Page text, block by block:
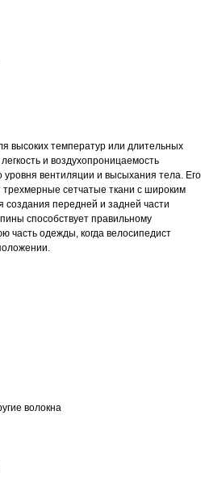
высоких температур или длительных
и воздухопроницаемость
уровня вентиляции и высыхания тела. Его
трехмерные сетчатые ткани с широким
передней и задней части
способствует правильному
часть одежды, когда велосипедист
волокна